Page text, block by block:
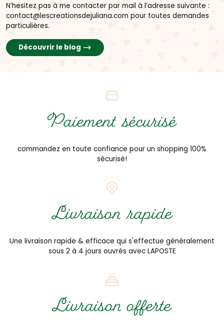
N’hesitez pas à me contacter par mail à l’adresse suivante :
contact@lescreationsdejuliana.com pour toutes demandes
particulières.
Découvrir le blog
Paiement sécurisé
commandez en toute confiance pour un shopping 100%
sécurisé!
Livraison rapide
Une livraison rapide & efficace qui s'effectue généralement
sous 2 à 4 jours ouvrés avec LAPOSTE
Livraison offerte